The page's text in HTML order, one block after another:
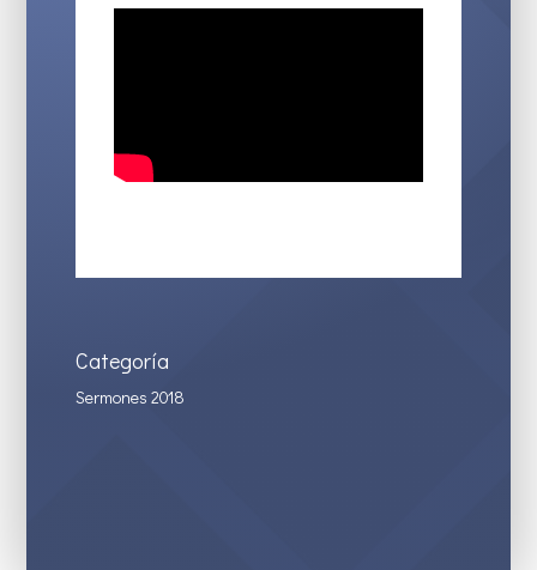
Categoría
Sermones 2018